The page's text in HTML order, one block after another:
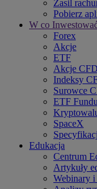
Zasil
Pobierz
W co
Forex
Akcje
ETF
Akcje CFD
Indeksy
Surowce
ETF
SpaceX
Edukacja
Centrum
Artykuły
Webinary i